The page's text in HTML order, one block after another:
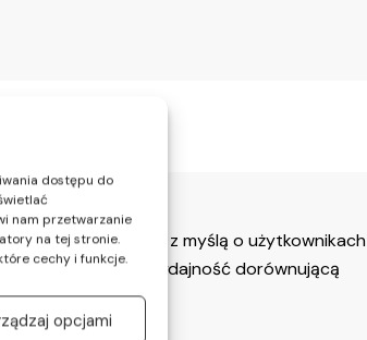
dostępu do
nam przetwarzanie
na tej stronie.
cechy i funkcje.
opcjami
stworzona z myślą o użytkownikach
oferuje wydajność dorównującą